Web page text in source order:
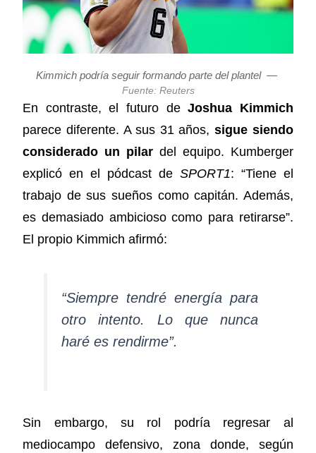
Kimmich podría seguir formando parte del plantel —
Fuente: Reuters
En contraste, el futuro deJoshua Kimmich
parece diferente. A sus 31 años, sigue siendo
considerado un pilar del equipo. Kumberger
explicó en el pódcast de SPORT1: “Tiene el
trabajo de sus sueños como capitán. Además,
es demasiado ambicioso como para retirarse”.
El propio Kimmich afirmó:
“Siempre tendré energía para
otro intento. Lo que nunca
haré es rendirme”.
Sin embargo, su rol podría regresar al
mediocampo defensivo, zona donde, según